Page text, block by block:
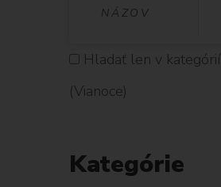
H
L
D
Hladať len v kategórií
(Vianoce)
Kategórie